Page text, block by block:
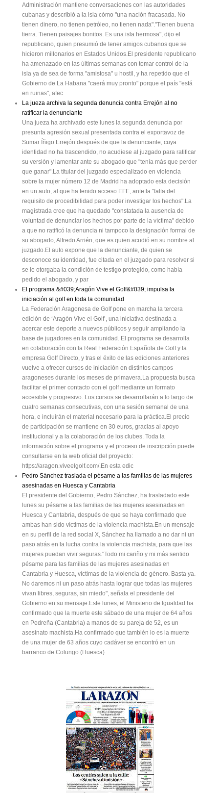
Administración mantiene conversaciones con las autoridades
cubanas y describió a la isla cómo "una nación fracasada. No
tienen dinero, no tienen petróleo, no tienen nada"."Tienen buena
tierra. Tienen paisajes bonitos. Es una isla hermosa", dijo el
republicano, quien presumió de tener amigos cubanos que se
hicieron millonarios en Estados Unidos.El presidente republicano
ha amenazado en las últimas semanas con tomar control de la
isla ya de sea de forma "amistosa" u hostil, y ha repetido que el
Gobierno de La Habana "caerá muy pronto" porque el país "está
en ruinas", afec
La jueza archiva la segunda denuncia contra Errejón al no
ratificar la denunciante
Una jueza ha archivado este lunes la segunda denuncia por
presunta agresión sexual presentada contra el exportavoz de
Sumar Íñigo Errejón después de que la denunciante, cuya
identidad no ha trascendido, no acudiese al juzgado para ratificar
su versión y lamentar ante su abogado que "tenía más que perder
que ganar".La titular del juzgado especializado en violencia
sobre la mujer número 12 de Madrid ha adoptado esta decisión
en un auto, al que ha tenido acceso EFE, ante la "falta del
requisito de procedibilidad para poder investigar los hechos".La
magistrada cree que ha quedado "constatada la ausencia de
voluntad de denunciar los hechos por parte de la víctima" debido
a que no ratificó la denuncia ni tampoco la designación formal de
su abogado, Alfredo Arrién, que es quien acudió en su nombre al
juzgado.El auto expone que la denunciante, de quien se
desconoce su identidad, fue citada en el juzgado para resolver si
se le otorgaba la condición de testigo protegido, como había
pedido el abogado, y par
El programa &#039;Aragón Vive el Golf&#039; impulsa la
iniciación al golf en toda la comunidad
La Federación Aragonesa de Golf pone en marcha la tercera
edición de ‘Aragón Vive el Golf’, una iniciativa destinada a
acercar este deporte a nuevos públicos y seguir ampliando la
base de jugadores en la comunidad. El programa se desarrolla
en colaboración con la Real Federación Española de Golf y la
empresa Golf Directo, y tras el éxito de las ediciones anteriores
vuelve a ofrecer cursos de iniciación en distintos campos
aragoneses durante los meses de primavera.La propuesta busca
facilitar el primer contacto con el golf mediante un formato
accesible y progresivo. Los cursos se desarrollarán a lo largo de
cuatro semanas consecutivas, con una sesión semanal de una
hora, e incluirán el material necesario para la práctica.El precio
de participación se mantiene en 30 euros, gracias al apoyo
institucional y a la colaboración de los clubes. Toda la
información sobre el programa y el proceso de inscripción puede
consultarse en la web oficial del proyecto:
https://aragon.viveelgolf.com/.En esta edic
Pedro Sánchez traslada el pésame a las familias de las mujeres
asesinadas en Huesca y Cantabria
El presidente del Gobierno, Pedro Sánchez, ha trasladado este
lunes su pésame a las familias de las mujeres asesinadas en
Huesca y Cantabria, después de que se haya confirmado que
ambas han sido víctimas de la violencia machista.En un mensaje
en su perfil de la red social X, Sánchez ha llamado a no dar ni un
paso atrás en la lucha contra la violencia machista, para que las
mujeres puedan vivir seguras."Todo mi cariño y mi más sentido
pésame para las familias de las mujeres asesinadas en
Cantabria y Huesca, víctimas de la violencia de género. Basta ya.
No daremos ni un paso atrás hasta lograr que todas las mujeres
vivan libres, seguras, sin miedo", señala el presidente del
Gobierno en su mensaje.Este lunes, el Ministerio de Igualdad ha
confirmado que la muerte este sábado de una mujer de 64 años
en Pedreña (Cantabria) a manos de su pareja de 52, es un
asesinato machista.Ha confirmado que también lo es la muerte
de una mujer de 63 años cuyo cadáver se encontró en un
barranco de Colungo (Huesca)